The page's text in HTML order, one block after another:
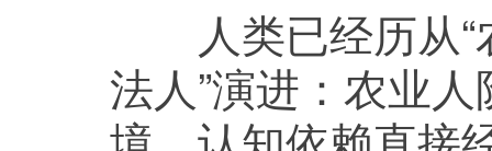
人类已经历从“
法人”演进：农业